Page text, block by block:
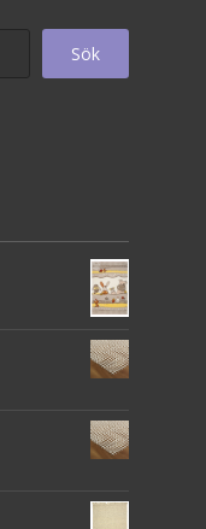
Sök